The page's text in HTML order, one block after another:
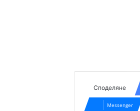
Споделяне
Messenger